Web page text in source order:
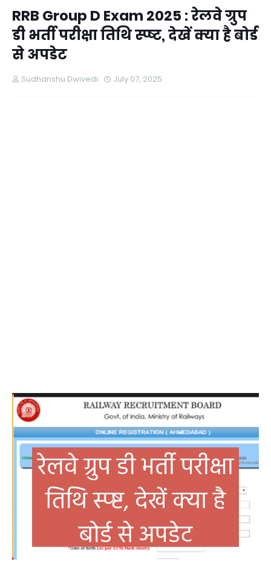
RRB Group D Exam 2025 : रेलवे ग्रुप
डी भर्ती परीक्षा तिथि स्प्ष्ट, देखें क्या है बोर्ड
से अपडेट
Sudhanshu Dwivedi July 07, 2025